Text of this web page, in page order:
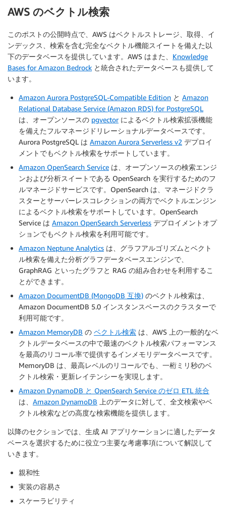
AWS のベクトル検索
このポストの公開時点で、AWS はベクトルストレージ、取得、イ
ンデックス、検索を含む完全なベクトル機能スイートを備えた以
下のデータベースを提供しています。AWS はまた、 Knowledge
Bases for Amazon Bedrock と統合されたデータベースも提供して
います。
Amazon Aurora PostgreSQL-Compatible Edition と Amazon
Relational Database Service (Amazon RDS) for PostgreSQL
は、オープンソースの pgvectorによるベクトル検索拡張機能
を備えたフルマネージドリレーショナルデータベースです。
Aurora PostgreSQL は Amazon Aurora Serverless v2 デプロイ
メントでもベクトル検索をサポートしています。
Amazon OpenSearch Service は、オープンソースの検索エンジ
ンおよび分析スイートである OpenSearch を実行するためのフ
ルマネージドサービスです。OpenSearch は、マネージドクラ
スターとサーバーレスコレクションの両方でベクトルエンジン
によるベクトル検索をサポートしています。OpenSearch
Service は Amazon OpenSearch Serverless デプロイメントオプ
ションでもベクトル検索を利用可能です。
Amazon Neptune Analytics は、グラフアルゴリズムとベクト
ル検索を備えた分析グラフデータベースエンジンで、
GraphRAG といったグラフと RAG の組み合わせを利用するこ
とができます。
Amazon DocumentDB (MongoDB 互換) のベクトル検索は、
Amazon DocumentDB 5.0 インスタンスベースのクラスターで
利用可能です。
Amazon MemoryDB の ベクトル検索 は、AWS 上の一般的なベ
クトルデータベースの中で最速のベクトル検索パフォーマンス
を最高のリコール率で提供するインメモリデータベースです。
MemoryDB は、最高レベルのリコールでも、一桁ミリ秒のベ
クトル検索・更新レイテンシーを実現します。
Amazon DynamoDB と OpenSearch Service のゼロ ETL 統合
は、 Amazon DynamoDB 上のデータに対して、全文検索やベ
クトル検索などの高度な検索機能を提供します。
以降のセクションでは、生成 AI アプリケーションに適したデータ
ベースを選択するために役立つ主要な考慮事項について解説して
いきます。
親和性
実装の容易さ
スケーラビリティ